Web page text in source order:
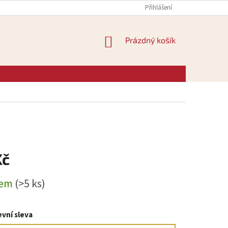
Přihlášení
NÁKUPNÍ
Prázdný košík
(>5 ks)
sleva